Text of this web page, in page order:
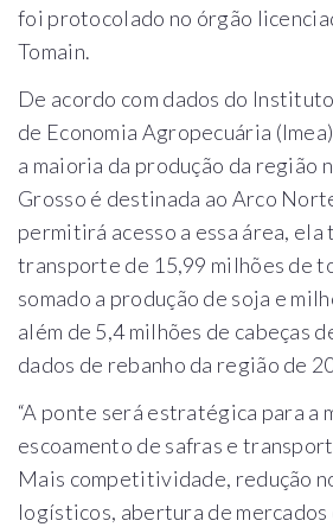
foi protocolado no órgão
Tomain.
De acordo com dados do
de Economia Agropecuária
a maioria da produção da região
Grosso é destinada ao Arco
permitirá acesso a essa área,
transporte de 15,99 milhões de
somado a produção de soja e
além de 5,4 milhões de cabeças
dados de rebanho da região de
“A ponte será estratégica para a
escoamento de safras e
Mais competitividade, redução
logísticos, abertura de